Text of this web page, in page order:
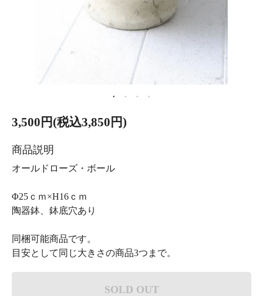
3,500円(税込3,850円)
商品説明
オールドローズ・ボール
Φ25ｃｍ×H16ｃｍ
陶器鉢、鉢底穴あり
同梱可能商品です。
目安として同じ大きさの商品3つまで。
SOLD OUT